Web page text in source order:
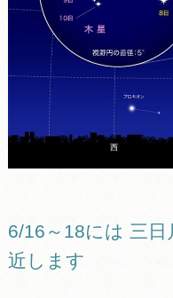
6/16～18には 三日
近します